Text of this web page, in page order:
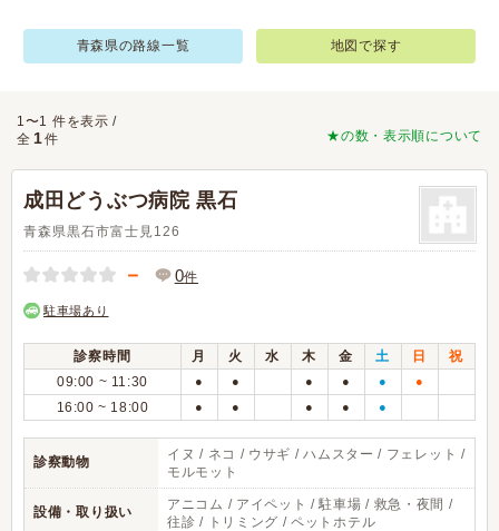
青森県の路線一覧 地図で探す
★の数・表示順について
1〜1 件を表示 /
全 1件
成田どうぶつ病院 黒石
青森県黒石市富士見126
－ 0件
駐車場あり
診察時間 月 火 水 木 金 土 日
祝
09:00 ~ 11:30
● ● ● ● ● ●
16:00 ~ 18:00 ● ● ● ● ●
診察動物
イヌ / ネコ / ウサギ / ハムスター / フェレット /
モルモット
設備・取り扱い
アニコム / アイペット / 駐車場 / 救急・夜間 /
往診 / トリミング / ペットホテル